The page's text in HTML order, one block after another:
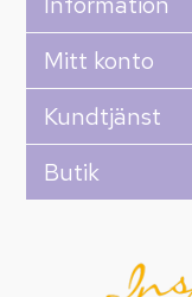
Mitt konto
Kundtjänst
Butik